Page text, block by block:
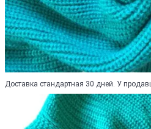
Доставка стандартная 30 дней. У